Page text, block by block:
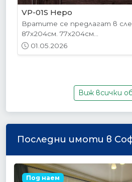
VP-01S Hepo
Вратите се предлагат в
87х204см. 77х204см...
01.05.2026
Виж всички
Последни имоти в
Под наем